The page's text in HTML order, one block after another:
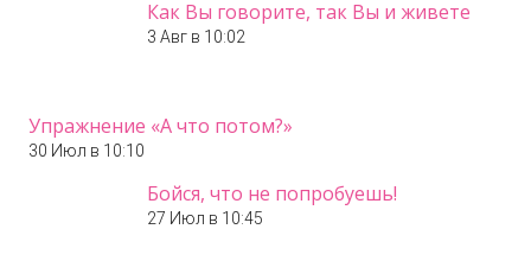
Как Вы говорите, так Вы и живете
3 Авг в 10:02
Упражнение «А что потом?»
30 Июл в 10:10
Бойся, что не попробуешь!
27 Июл в 10:45